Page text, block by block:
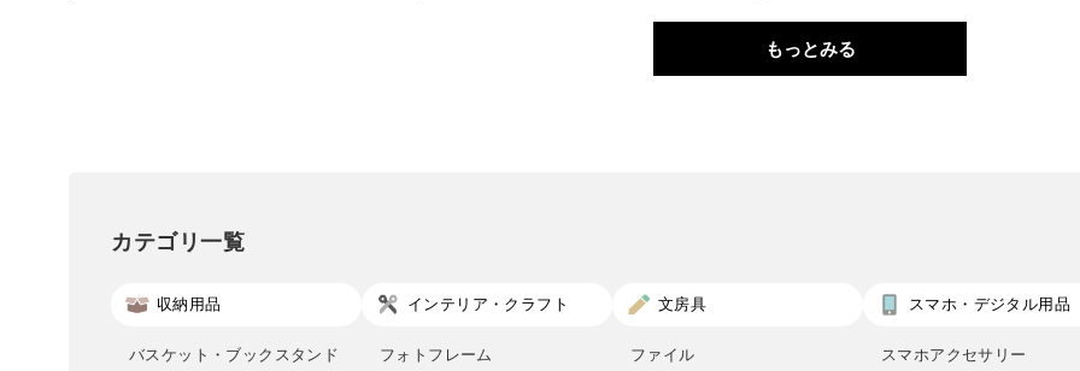
もっとみる
カテゴリ一覧
収納用品
バスケット・ブックスタンド
インテリア・クラフト
フォトフレーム
文房具
ファイル
スマホ・デジタル用品
スマホアクセサリー